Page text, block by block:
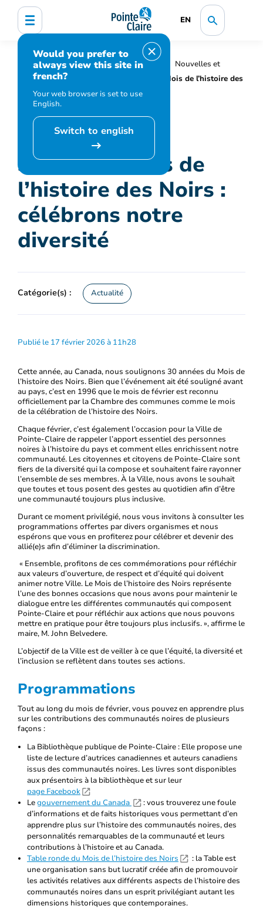
EN
Would you prefer to
always view this site in
french?
Your web browser is set to use
English.
Switch to english
Accueil Organisation municipale
Nouvelles et
médias
Actualités
30 ans du Mois de l’histoire des
Noirs : célébrons notre diversité
30 ans du Mois de
l’histoire des Noirs :
célébrons notre
diversité
Catégorie(s) : Actualité
Publié le 17 février 2026 à 11h28
Cette année, au Canada, nous soulignons 30 années du Mois de
l’histoire des Noirs. Bien que l’événement ait été souligné avant
au pays, c’est en 1996 que le mois de février est reconnu
officiellement par la Chambre des communes comme le mois
de la célébration de l’histoire des Noirs.
Chaque février, c’est également l’occasion pour la Ville de
Pointe-Claire de rappeler l’apport essentiel des personnes
noires à l’histoire du pays et comment elles enrichissent notre
communauté. Les citoyennes et citoyens de Pointe-Claire sont
fiers de la diversité qui la compose et souhaitent faire rayonner
l’ensemble de ses membres. À la Ville, nous avons le souhait
que toutes et tous posent des gestes au quotidien afin d’être
une communauté toujours plus inclusive.
Durant ce moment privilégié, nous vous invitons à consulter les
programmations offertes par divers organismes et nous
espérons que vous en profiterez pour célébrer et devenir des
allié(e)s afin d’éliminer la discrimination.
« Ensemble, profitons de ces commémorations pour réfléchir
aux valeurs d’ouverture, de respect et d’équité qui doivent
animer notre Ville. Le Mois de l’histoire des Noirs représente
l’une des bonnes occasions que nous avons pour maintenir le
dialogue entre les différentes communautés qui composent
Pointe-Claire et pour réfléchir aux actions que nous pouvons
mettre en pratique pour être toujours plus inclusifs. », affirme le
maire, M. John Belvedere.
L’objectif de la Ville est de veiller à ce que l’équité, la diversité et
l’inclusion se reflètent dans toutes ses actions.
Programmations
Tout au long du mois de février, vous pouvez en apprendre plus
sur les contributions des communautés noires de plusieurs
façons :
La Bibliothèque publique de Pointe-Claire : Elle propose une
liste de lecture d’autrices canadiennes et auteurs canadiens
issus des communautés noires. Les livres sont disponibles
aux présentoirs à la bibliothèque et sur leur
page Facebook
Legouvernement du Canada
: vous trouverez une foule
d’informations et de faits historiques vous permettant d’en
apprendre plus sur l’histoire des communautés noires, des
personnalités remarquables de la communauté et leurs
contributions à l’histoire et au Canada.
Table ronde du Mois de l’histoire des Noirs
: la Table est
une organisation sans but lucratif créée afin de promouvoir
les activités relatives aux différents aspects de l’histoire des
communautés noires dans un esprit privilégiant autant les
dimensions historiques que contemporaines.